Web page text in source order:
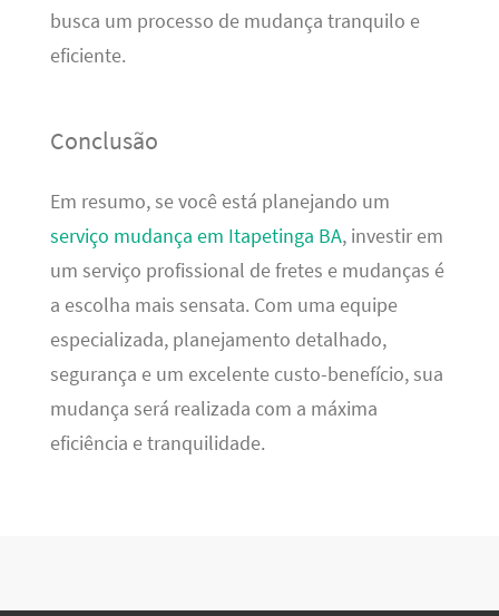
busca um processo de mudança tranquilo e
eficiente.
Conclusão
Em resumo, se você está planejando um
serviço mudança em Itapetinga BA, investir em
um serviço profissional de fretes e mudanças é
a escolha mais sensata. Com uma equipe
especializada, planejamento detalhado,
segurança e um excelente custo-benefício, sua
mudança será realizada com a máxima
eficiência e tranquilidade.